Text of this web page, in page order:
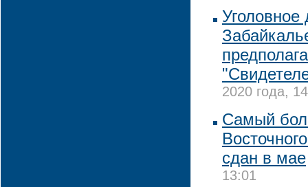
Уголовное
2020 года,
Самый
сдан в мае
13:01